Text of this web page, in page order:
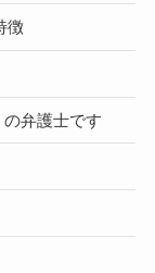
徴
の弁護士です